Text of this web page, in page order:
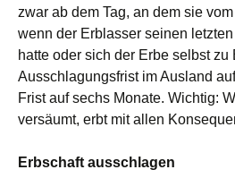
zwar ab dem Tag, an dem sie
wenn der Erblasser seinen
hatte oder sich der Erbe selbst zu
Ausschlagungsfrist im Ausland
Frist auf sechs Monate. Wichtig:
versäumt, erbt mit allen
Erbschaft ausschlagen